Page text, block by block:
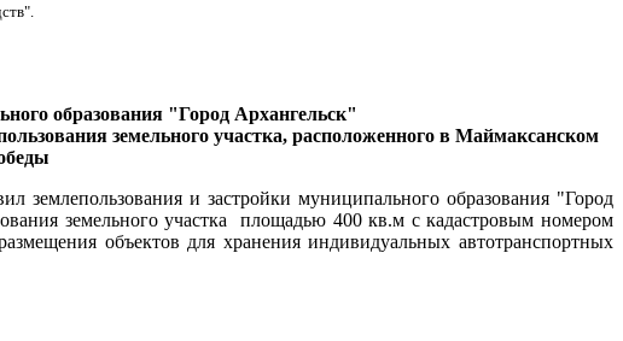
образования "Город Архангельск"
земельного участка, расположенного в Маймаксанском
землепользования и застройки муниципального образования "Город
земельного участка
площадью 400 кв.м с кадастровым номером
объектов для хранения индивидуальных автотранспортных